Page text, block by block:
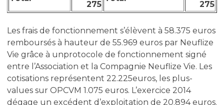
275 275
Les frais de fonctionnement s’élèvent à 58.375 euros
remboursés à hauteur de 55.969 euros par Neuflize
Vie grâce à unprotocole de fonctionnement signé
entre l’Association et la Compagnie Neuflize Vie. Les
cotisations représentent 22.225euros, les plus-
values sur OPCVM 1.075 euros. L’exercice 2014
dégage un excédent d’exploitation de 20.894 euros.